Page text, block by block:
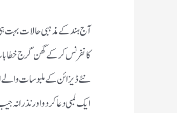
آج ہند کے مذہبی حالات بہت
کانفرنس کر کے گھن گرج
نئے ڈیزائن کے ملبوسات والے
ایک لمبی دعا کر دو اور نذرانہ